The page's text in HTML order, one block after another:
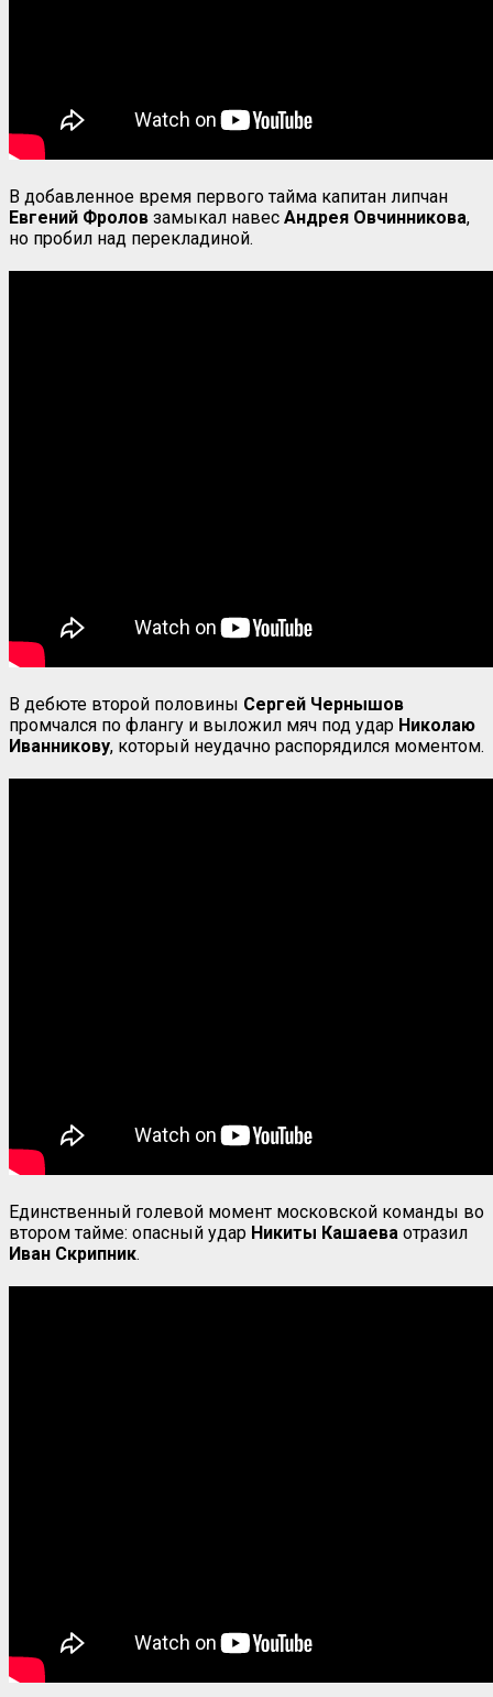
В добавленное время первого тайма капитан липчан
Евгений Фролов замыкал навес Андрея Овчинникова,
но пробил над перекладиной.
В дебюте второй половины Сергей Чернышов
промчался по флангу и выложил мяч под удар Николаю
Иванникову, который неудачно распорядился моментом.
Единственный голевой момент московской команды во
втором тайме: опасный удар Никиты Кашаева отразил
Иван Скрипник.